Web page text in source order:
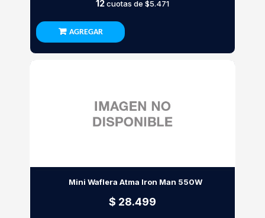
12cuotas de $5.471
AGREGAR
Mini Waflera Atma Iron Man 550W
$ 28.499